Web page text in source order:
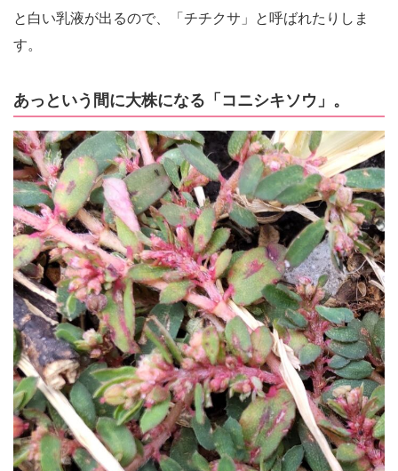
と白い乳液が出るので、「チチクサ」と呼ばれたりしま
す。
あっという間に大株になる「コニシキソウ」。